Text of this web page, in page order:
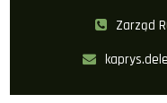
Zarząd